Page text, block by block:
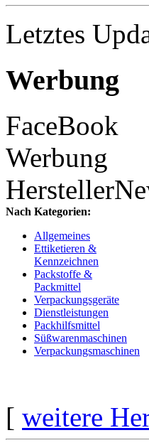
Letztes
Werbung
FaceBook
Werbung
Nach Kategorien:
Allgemeines
Ettiketieren &
Kennzeichnen
Packstoffe &
Packmittel
Verpackungsgeräte
Dienstleistungen
Packhilfsmittel
Süßwarenmaschinen
Verpackungsmaschinen
[ weitere